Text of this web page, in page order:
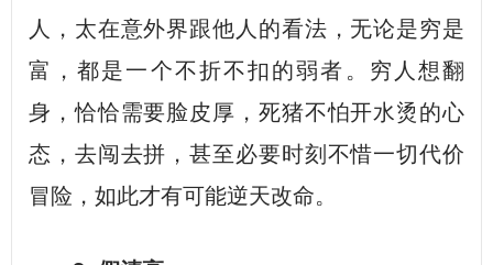
人，太在意外界跟他人的看法，无论是穷是
富，都是一个不折不扣的弱者。穷人想翻
身，恰恰需要脸皮厚，死猪不怕开水烫的心
态，去闯去拼，甚至必要时刻不惜一切代价
冒险，如此才有可能逆天改命。